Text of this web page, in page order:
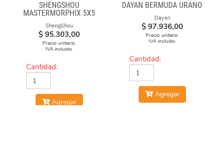
SHENGSHOU
MASTERMORPHIX 5X5
STICKERLESS
ShengShou
$ 95.303,00
Precio unitario.
IVA incluido.
Cantidad:
Agregar
DAYAN BERMUDA URANO
Dayan
$ 97.936,00
Precio unitario.
IVA incluido.
Cantidad:
Agregar